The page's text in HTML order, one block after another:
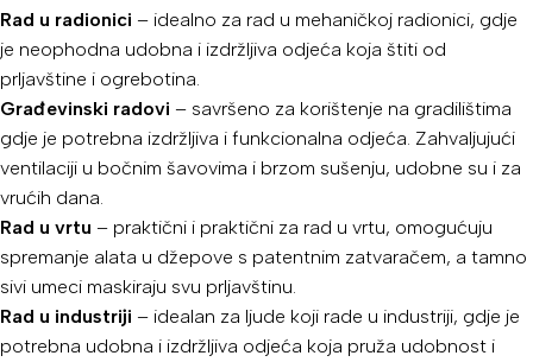
Rad u radionici – idealno za rad u mehaničkoj radionici, gdje
je neophodna udobna i izdržljiva odjeća koja štiti od
prljavštine i ogrebotina.
Građevinski radovi – savršeno za korištenje na gradilištima
gdje je potrebna izdržljiva i funkcionalna odjeća. Zahvaljujući
ventilaciji u bočnim šavovima i brzom sušenju, udobne su i za
vrućih dana.
Rad u vrtu – praktični i praktični za rad u vrtu, omogućuju
spremanje alata u džepove s patentnim zatvaračem, a tamno
sivi umeci maskiraju svu prljavštinu.
Rad u industriji – idealan za ljude koji rade u industriji, gdje je
potrebna udobna i izdržljiva odjeća koja pruža udobnost i